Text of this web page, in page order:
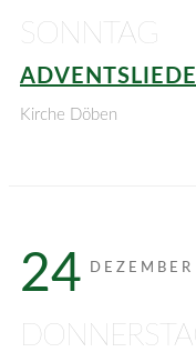
SONNTAG
Kirche Döben
24 DEZEMBER